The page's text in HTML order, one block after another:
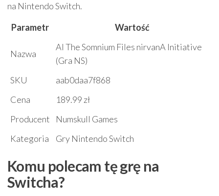
na Nintendo Switch.
Parametr
Wartość
Nazwa
AI The Somnium Files nirvanA Initiative
(Gra NS)
SKU
aab0daa7f868
Cena
189.99 zł
Producent
Numskull Games
Kategoria
Gry Nintendo Switch
Komu polecam tę grę na
Switcha?